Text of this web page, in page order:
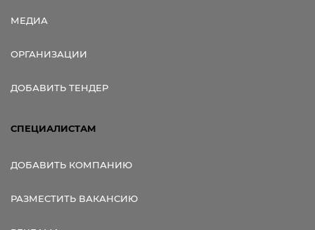
МЕДИА
ОРГАНИЗАЦИИ
ДОБАВИТЬ ТЕНДЕР
СПЕЦИАЛИСТАМ
ДОБАВИТЬ КОМПАНИЮ
РАЗМЕСТИТЬ ВАКАНСИЮ